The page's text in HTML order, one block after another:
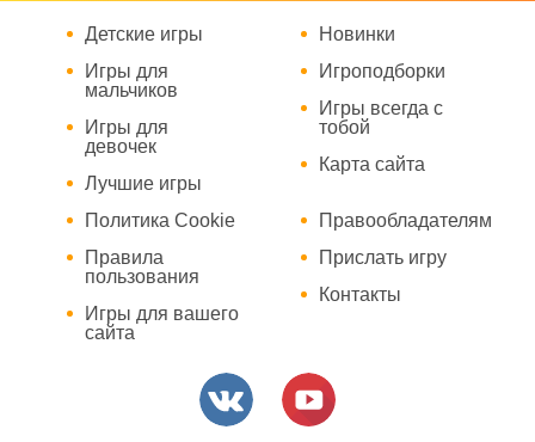
Детские игры
Игры для
мальчиков
Игры для
девочек
Лучшие игры
Новинки
Игроподборки
Игры всегда с
тобой
Карта сайта
Политика Cookie
Правила
пользования
Игры для вашего
сайта
Правообладателям
Прислать игру
Контакты